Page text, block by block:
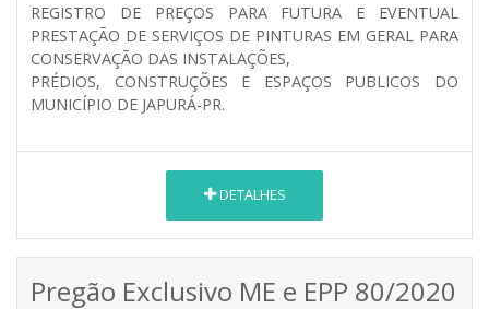
REGISTRO DE PREÇOS PARA FUTURA E EVENTUAL
PRESTAÇÃO DE SERVIÇOS DE PINTURAS EM GERAL PARA
CONSERVAÇÃO DAS INSTALAÇÕES,
PRÉDIOS, CONSTRUÇÕES E ESPAÇOS PUBLICOS DO
MUNICÍPIO DE JAPURÁ-PR.
DETALHES
Pregão Exclusivo ME e EPP 80/2020